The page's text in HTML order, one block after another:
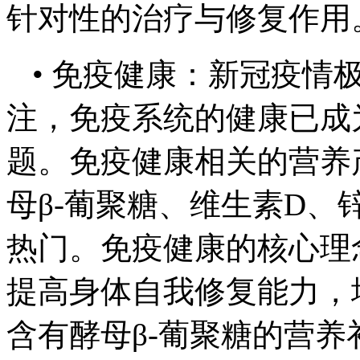
针对性的治疗与修复作用
• 免疫健康：新冠疫情
注，免疫系统的健康已
题。免疫健康相关的营
母β-葡聚糖、维生素D、
热门。免疫健康的核心
提高身体自我修复能力
含有酵母β-葡聚糖的营